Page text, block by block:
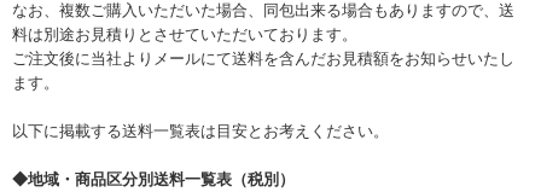
なお、複数ご購入いただいた場合、同包出来る場合もありますので、送
料は別途お見積りとさせていただいております。
ご注文後に当社よりメールにて送料を含んだお見積額をお知らせいたし
ます。
以下に掲載する送料一覧表は目安とお考えください。
◆地域・商品区分別送料一覧表（税別）